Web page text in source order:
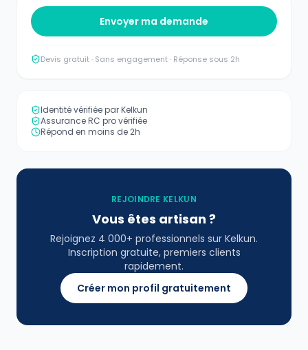
Envoyer ma demande
Devis gratuit · Sans engagement · Réponse sous 2h
Identité vérifiée par Kelkun
Assurance RC pro vérifiée
Répond en moins de 2h
REJOINDRE KELKUN
Vous êtes artisan ?
Rejoignez 4 000+ professionnels sur Kelkun.
Inscription gratuite, premiers clients
rapidement.
Créer mon profil gratuitement